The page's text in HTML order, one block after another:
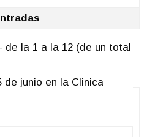
de la 1 a la 12 (de un total
de junio en la Clinica